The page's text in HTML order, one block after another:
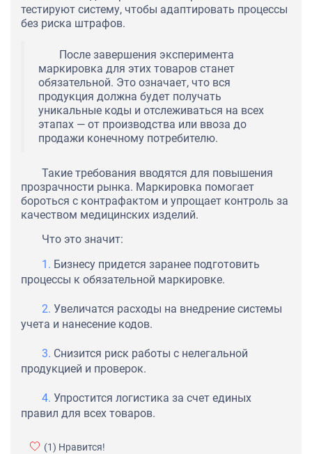
тестируют систему, чтобы адаптировать процессы
без риска штрафов.
После завершения эксперимента
маркировка для этих товаров станет
обязательной. Это означает, что вся
продукция должна будет получать
уникальные коды и отслеживаться на всех
этапах — от производства или ввоза до
продажи конечному потребителю.
Такие требования вводятся для повышения
прозрачности рынка. Маркировка помогает
бороться с контрафактом и упрощает контроль за
качеством медицинских изделий.
Что это значит:
Бизнесу придется заранее подготовить
процессы к обязательной маркировке.
Увеличатся расходы на внедрение системы
учета и нанесение кодов.
Снизится риск работы с нелегальной
продукцией и проверок.
Упростится логистика за счет единых
правил для всех товаров.
(1) Нравится!